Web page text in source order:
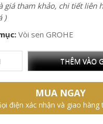
giá tham khảo, chi tiết liên
)
Vòi sen GROHE
THÊM VÀO
MUA NGAY
điện xác nhận và giao hàng